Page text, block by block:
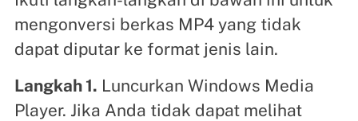
mengonversi berkas MP4 yang tidak
dapat diputar ke format jenis lain.
Langkah 1. Luncurkan Windows Media
Player. Jika Anda tidak dapat melihat